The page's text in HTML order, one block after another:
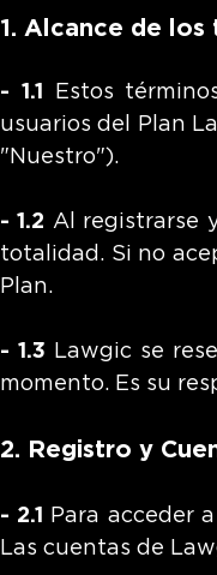
1. Alcance de
- 1.1
Estos
usuarios del Plan
"Nuestro").
- 1.2 Al registrarse
totalidad. Si no
Plan.
- 1.3 Lawgic se
momento. Es su
2. Registro y
- 2.1
Para acceder
Las cuentas de